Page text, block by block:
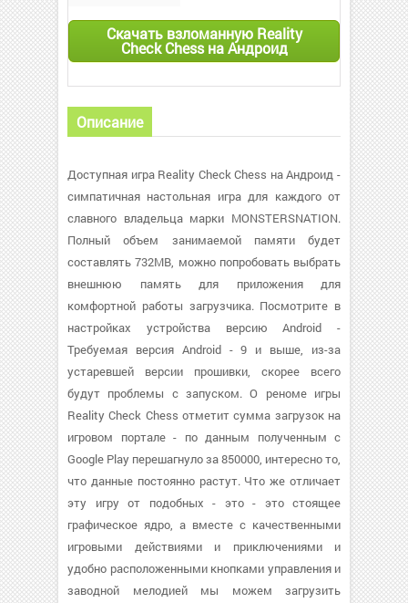
Скачать взломанную Reality
Check Chess на Андроид
Описание
Доступная игра Reality Check Chess на Андроид -
симпатичная настольная игра для каждого от
славного владельца марки MONSTERSNATION.
Полный объем занимаемой памяти будет
составлять 732MB, можно попробовать выбрать
внешнюю память для приложения для
комфортной работы загрузчика. Посмотрите в
настройках устройства версию Android -
Требуемая версия Android - 9 и выше, из-за
устаревшей версии прошивки, скорее всего
будут проблемы с запуском. О реноме игры
Reality Check Chess отметит сумма загрузок на
игровом портале - по данным полученным с
Google Play перешагнуло за 850000, интересно то,
что данные постоянно растут. Что же отличает
эту игру от подобных - это - это стоящее
графическое ядро, а вместе с качественными
игровыми действиями и приключениями и
удобно расположенными кнопками управления и
заводной мелодией мы можем загрузить